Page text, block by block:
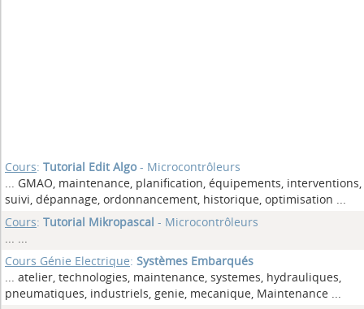
Cours: Tutorial Edit Algo- Microcontrôleurs
... GMAO, maintenance, planification, équipements, interventions,
suivi, dépannage, ordonnancement, historique, optimisation ...
Cours: Tutorial Mikropascal - Microcontrôleurs
... ...
Cours Génie Electrique: Systèmes Embarqués
... atelier, technologies, maintenance, systemes, hydrauliques,
pneumatiques, industriels, genie, mecanique, Maintenance ...